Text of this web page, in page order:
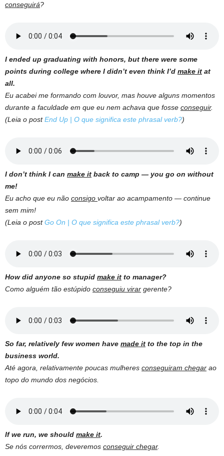
conseguirá?
I ended up graduating with honors, but there were some
points during college where I didn’t even think I’d make it at
all.
Eu acabei me formando com louvor, mas houve alguns momentos
durante a faculdade em que eu nem achava que fosse conseguir.
(Leia o postEnd Up | O que significa este phrasal verb?)
I don’t think I can make it back to camp — you go on without
me!
Eu acho que eu não consigo voltar ao acampamento — continue
sem mim!
(Leia o postGo On | O que significa este phrasal verb?)
How did anyone so stupid make it to manager?
Como alguém tão estúpido conseguiu virar gerente?
So far, relatively few women have made it to the top in the
business world.
Até agora, relativamente poucas mulheres conseguiram chegar ao
topo do mundo dos negócios.
If we run, we should make it.
Se nós corrermos, deveremos conseguir chegar.